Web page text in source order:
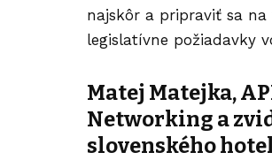
najskôr a pripraviť sa na
legislatívne požiadavky
Matej Matejka,
Networking a
slovenského